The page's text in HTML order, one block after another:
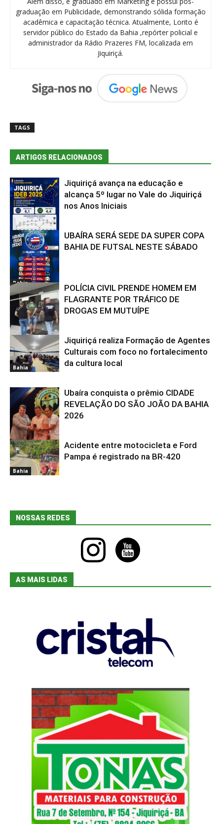
graduação em Publicidade, demonstrando sólida formação
acadêmica e capacitação técnica. Atualmente, Lorito é
servidor público do Estado da Bahia ,repórter policial e
administrador da Rádio Prazeres FM, localizada em
Jiquiriçá.
TAGS
ARTIGOS RELACIONADOS
Bahia
Jiquiriçá avança na educação e
alcança 5º lugar no Vale do Jiquiriçá
nos Anos Iniciais
Bahia
UBAÍRA SERÁ SEDE DA SUPER COPA
BAHIA DE FUTSAL NESTE SÁBADO
Bahia
POLÍCIA CIVIL PRENDE HOMEM EM
FLAGRANTE POR TRÁFICO DE
DROGAS EM MUTUÍPE
Bahia
Jiquiriçá realiza Formação de Agentes
Culturais com foco no fortalecimento
da cultura local
Bahia
Ubaíra conquista o prêmio CIDADE
REVELAÇÃO DO SÃO JOÃO DA BAHIA
2026
Bahia
Acidente entre motocicleta e Ford
Pampa é registrado na BR-420
NOSSAS REDES
instagram youtube
AS MAIS LIDAS